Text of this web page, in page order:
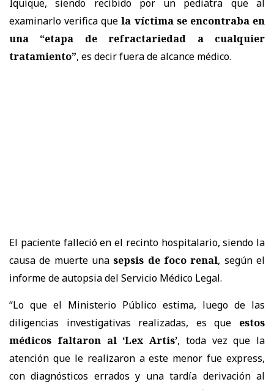
Iquique, siendo recibido por un pediatra que al
examinarlo verifica que la víctima se encontraba en
una “etapa de refractariedad a cualquier
tratamiento”, es decir fuera de alcance médico.
El paciente falleció en el recinto hospitalario, siendo la
causa de muerte una sepsis de foco renal, según el
informe de autopsia del Servicio Médico Legal.
“Lo que el Ministerio Público estima, luego de las
diligencias investigativas realizadas, es que estos
médicos faltaron al ‘Lex Artis’, toda vez que la
atención que le realizaron a este menor fue express,
con diagnósticos errados y una tardía derivación al